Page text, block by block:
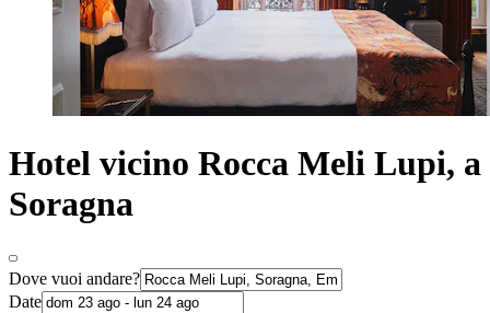
Hotel vicino Rocca Meli Lupi, a
Soragna
Dove vuoi andare?
Date